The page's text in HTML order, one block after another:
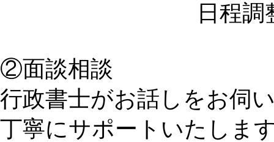
日程
②面談相談
行政書士がお話しをお伺
丁寧にサポートいたしま